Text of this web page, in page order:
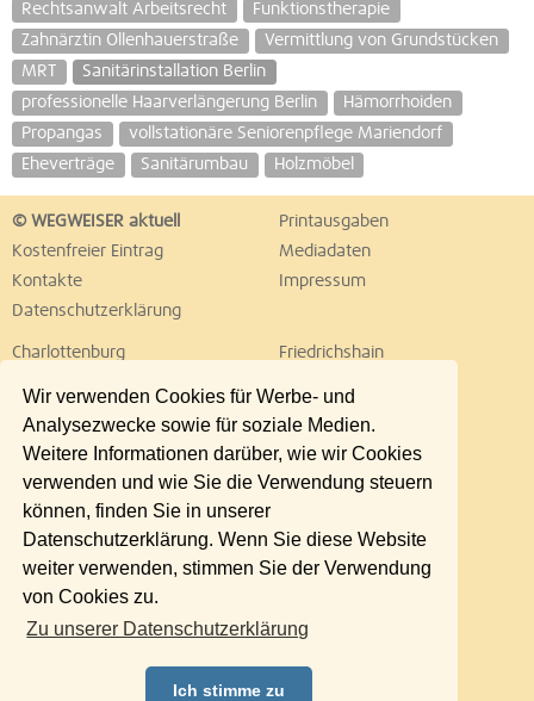
Wir verwenden Cookies für Werbe- und
Analysezwecke sowie für soziale Medien.
Weitere Informationen darüber, wie wir Cookies
verwenden und wie Sie die Verwendung steuern
können, finden Sie in unserer
Datenschutzerklärung. Wenn Sie diese Website
weiter verwenden, stimmen Sie der Verwendung
von Cookies zu.
Zu unserer Datenschutzerklärung
Ich stimme zu
Rechtsanwalt Arbeitsrecht
Funktionstherapie
Zahnärztin Ollenhauerstraße
Vermittlung von Grundstücken
MRT
Sanitärinstallation Berlin
professionelle Haarverlängerung Berlin
Hämorrhoiden
Propangas
vollstationäre Seniorenpflege Mariendorf
Eheverträge
Sanitärumbau Holzmöbel
© WEGWEISER aktuell
Printausgaben
Kostenfreier Eintrag
Mediadaten
Kontakte
Impressum
Datenschutzerklärung
Charlottenburg
Friedrichshain
Lichtenberg
Marzahn
Neukölln
Pankow
Reinickendorf
Schöneberg
Spandau
Steglitz
Tempelhof
Treptow
Umland Ost